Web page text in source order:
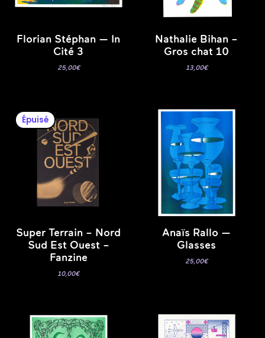
Florian Stéphan — In
Cité 3
25,00€
Nathalie Bihan –
Gros chat 10
13,00€
Épuisé
Super Terrain – Nord
Sud Est Ouest –
Fanzine
10,00€
Anaïs Rallo —
Glasses
25,00€